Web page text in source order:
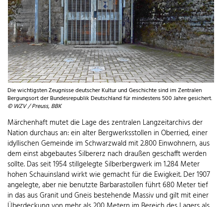
Die wichtigsten Zeugnisse deutscher Kultur und Geschichte sind im Zentralen
Bergungsort der Bundesrepublik Deutschland für mindestens 500 Jahre gesichert.
© WZV / Preuss, BBK
Märchenhaft mutet die Lage des zentralen Langzeitarchivs der
Nation durchaus an: ein alter Bergwerksstollen in Oberried, einer
idyllischen Gemeinde im Schwarzwald mit 2.800 Einwohnern, aus
dem einst abgebautes Silbererz nach draußen geschafft werden
sollte. Das seit 1954 stillgelegte Silberbergwerk im 1.284 Meter
hohen Schauinsland wirkt wie gemacht für die Ewigkeit. Der 1907
angelegte, aber nie benutzte Barbarastollen führt 680 Meter tief
in das aus Granit und Gneis bestehende Massiv und gilt mit einer